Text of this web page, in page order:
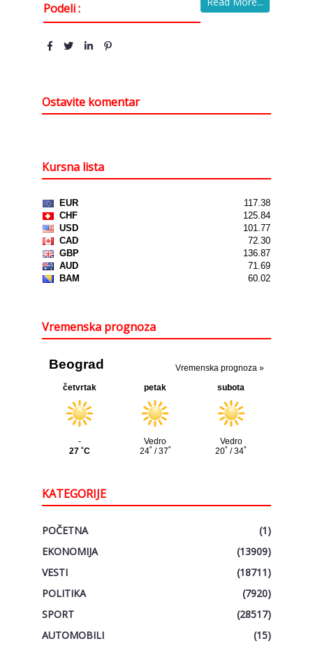
Podeli :
Ostavite komentar
Kursna lista
Vremenska prognoza
KATEGORIJE
POČETNA
(1)
EKONOMIJA
(13909)
VESTI
(18711)
POLITIKA
(7920)
SPORT
(28517)
AUTOMOBILI
(15)